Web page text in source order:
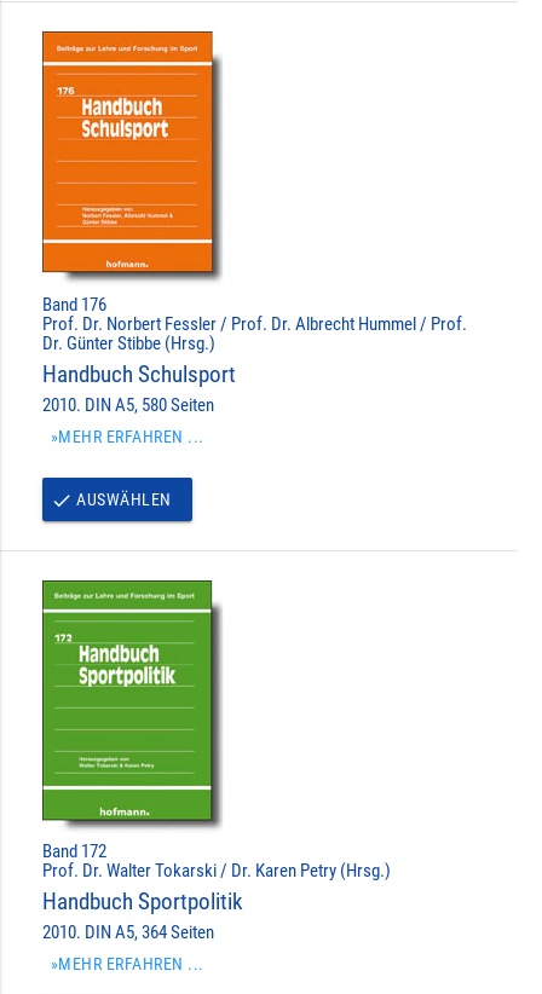
Band 176
Prof. Dr. Norbert Fessler / Prof. Dr. Albrecht Hummel / Prof.
Dr. Günter Stibbe (Hrsg.)
Handbuch Schulsport
2010. DIN A5, 580 Seiten
»MEHR ERFAHREN ...
done AUSWÄHLEN
Band 172
Prof. Dr. Walter Tokarski / Dr. Karen Petry (Hrsg.)
Handbuch Sportpolitik
2010. DIN A5, 364 Seiten
»MEHR ERFAHREN ...